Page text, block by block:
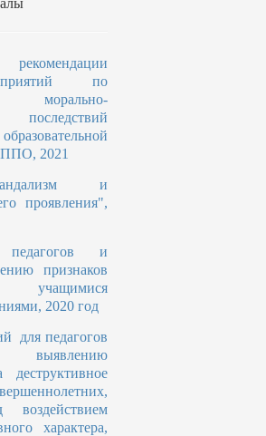
по
последствий
2021
и
проявления",
и
признаков
2020 год
для педагогов
воздействием
характера,